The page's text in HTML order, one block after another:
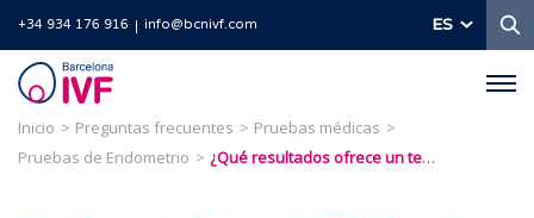
+34 934 176 916 info@bcnivf.com ES
Barcelona
IVF
Inicio Preguntas frecuentes
Pruebas médicas
Pruebas de Endometrio
¿Qué resultados ofrece un test de receptividad endometrial y cuánto tardan?